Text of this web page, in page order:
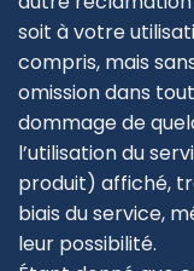
soit à votre
compris, mais
omission dans
dommage de
l’utilisation du
produit) affiché,
biais du service,
leur possibilité.